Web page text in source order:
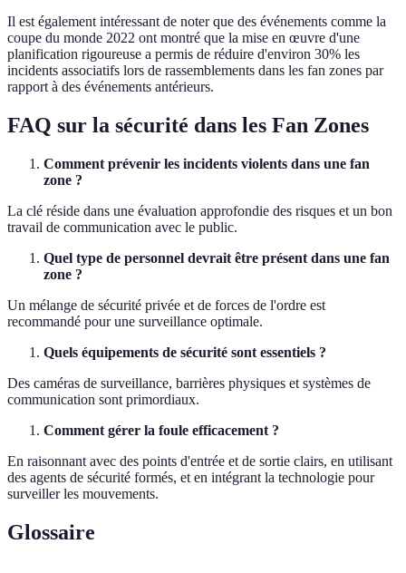
Il est également intéressant de noter que des événements comme la
coupe du monde 2022 ont montré que la mise en œuvre d'une
planification rigoureuse a permis de réduire d'environ 30% les
incidents associatifs lors de rassemblements dans les fan zones par
rapport à des événements antérieurs.
FAQ sur la sécurité dans les Fan Zones
Comment prévenir les incidents violents dans une fan
zone ?
La clé réside dans une évaluation approfondie des risques et un bon
travail de communication avec le public.
Quel type de personnel devrait être présent dans une fan
zone ?
Un mélange de sécurité privée et de forces de l'ordre est
recommandé pour une surveillance optimale.
Quels équipements de sécurité sont essentiels ?
Des caméras de surveillance, barrières physiques et systèmes de
communication sont primordiaux.
Comment gérer la foule efficacement ?
En raisonnant avec des points d'entrée et de sortie clairs, en utilisant
des agents de sécurité formés, et en intégrant la technologie pour
surveiller les mouvements.
Glossaire